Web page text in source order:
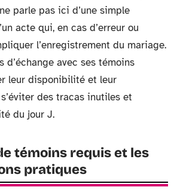
parle pas ici d’une simple
acte qui, en cas d’erreur ou
l’enregistrement du mariage.
d’échange avec ses témoins
leur disponibilité et leur
des tracas inutiles et
du jour J.
témoins requis et les
pratiques